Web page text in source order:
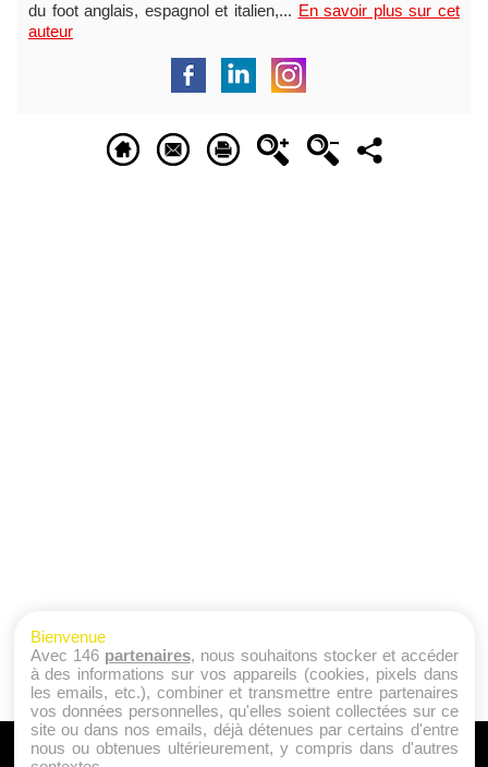
du foot anglais, espagnol et italien,... En savoir plus sur cet
auteur
A PROPOS
Bienvenue
Avec 146 partenaires, nous souhaitons stocker et accéder
à des informations sur vos appareils (cookies, pixels dans
les emails, etc.), combiner et transmettre entre partenaires
vos données personnelles, qu'elles soient collectées sur ce
site ou dans nos emails, déjà détenues par certains d'entre
nous ou obtenues ultérieurement, y compris dans d'autres